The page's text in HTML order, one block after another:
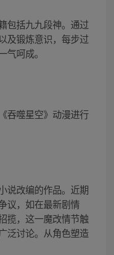
包括九九段神。通过
及锻炼意识，每步过
呵成。
吞噬星空》动漫进行
说改编的作品。近期
议，如在最新剧情
揽，这一魔改情节触
泛讨论。从角色塑造